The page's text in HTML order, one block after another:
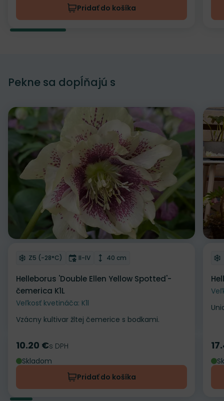
Pridať do košíka
Pekne sa dopĺňajú s
Odober do zoznamu želaní
Mrazuvzdornosť
Z5 (-28°C) Doba kvitnutia
II-IV Výška rastliny
40 cm
Helleborus 'Double Ellen Yellow Spotted'-
čemerica K1L
Veľkosť kvetináča: K1l
Vzácny kultivar žltej čemerice s bodkami.
Cena
10.20 €s DPH
Skladom
Pridať do košíka